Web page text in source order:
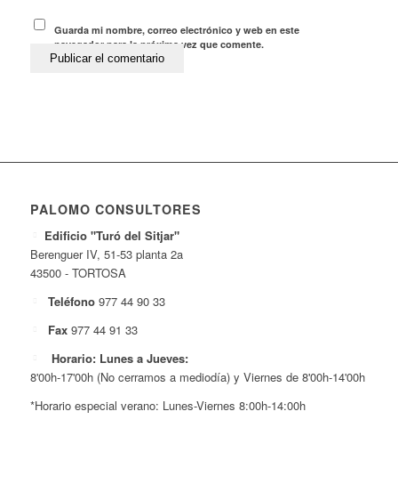
Guarda mi nombre, correo electrónico y web en este
navegador para la próxima vez que comente.
PALOMO CONSULTORES
Edificio "Turó del Sitjar"
Berenguer IV, 51-53 planta 2a
43500 - TORTOSA
Teléfono 977 44 90 33
Fax 977 44 91 33
Horario: Lunes a Jueves:
8'00h-17'00h (No cerramos a mediodía) y Viernes de 8'00h-14'00h
*Horario especial verano: Lunes-Viernes 8:00h-14:00h